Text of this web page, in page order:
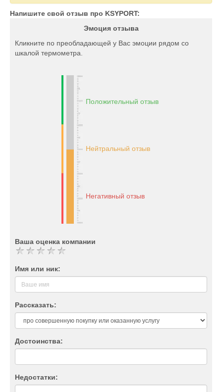
Напишите свой отзыв про KSYPORT:
Эмоция отзыва
Кликните по преобладающей у Вас эмоции рядом со
шкалой термометра.
Положительный отзыв
Нейтральный отзыв
Негативный отзыв
Ваша оценка компании
Имя или ник:
Рассказать:
Достоинства:
Недостатки: